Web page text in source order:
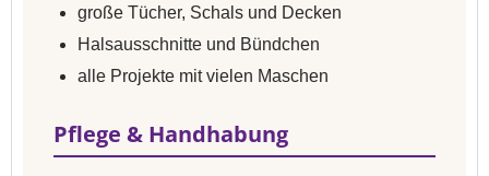
große Tücher, Schals und Decken
Halsausschnitte und Bündchen
alle Projekte mit vielen Maschen
Pflege & Handhabung